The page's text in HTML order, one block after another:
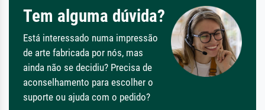
Tem alguma dúvida?
Está interessado numa impressão
de arte fabricada por nós, mas
ainda não se decidiu? Precisa de
aconselhamento para escolher o
suporte ou ajuda com o pedido?